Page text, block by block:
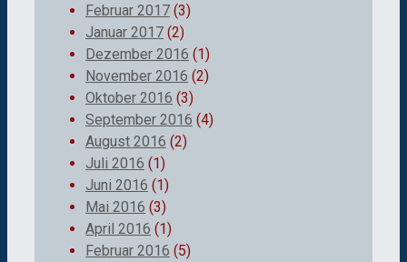
Februar 2017 (3)
Januar 2017 (2)
Dezember 2016 (1)
November 2016 (2)
Oktober 2016 (3)
September 2016 (4)
August 2016 (2)
Juli 2016 (1)
Juni 2016 (1)
Mai 2016 (3)
April 2016 (1)
Februar 2016 (5)